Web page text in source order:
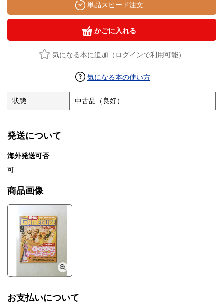
単品スピード注文
かごに入れる
気になる本に追加（ログインで利用可能）
気になる本の使い方
状態 中古品（良好）
発送について
海外発送可否
可
商品画像
お支払いについて